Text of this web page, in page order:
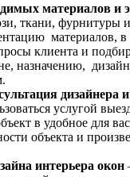
материалов и
ткани, фурнитуры
материалов, в
клиента и
назначению,
дизайнера
услугой
в удобное для
объекта и
интерьера окон